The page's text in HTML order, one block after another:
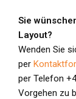
Sie
Layout?
Wenden Sie
per
per Telefon
Vorgehen zu